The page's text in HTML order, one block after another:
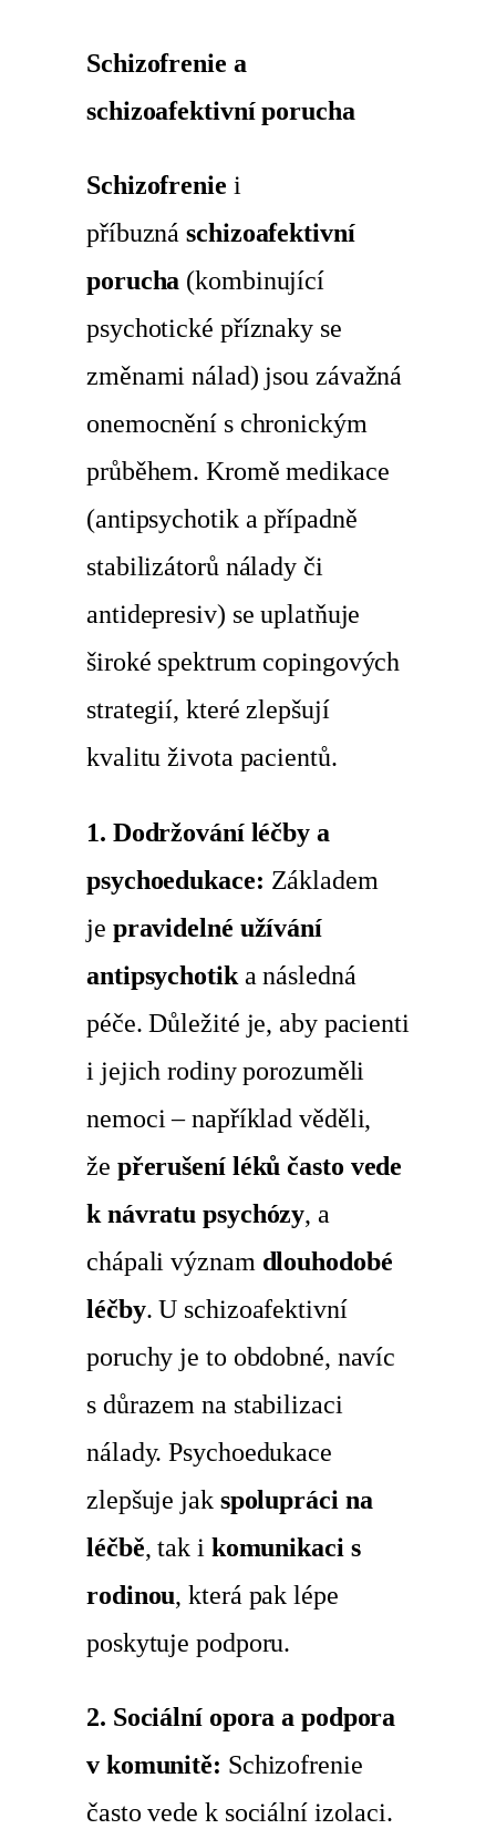
Schizofrenie a
schizoafektivní porucha
Schizofrenie i
příbuznáschizoafektivní
porucha (kombinující
psychotické příznaky se
změnami nálad) jsou závažná
onemocnění s chronickým
průběhem. Kromě medikace
(antipsychotik a případně
stabilizátorů nálady či
antidepresiv) se uplatňuje
široké spektrum copingových
strategií, které zlepšují
kvalitu života pacientů.
1. Dodržování léčby a
psychoedukace: Základem
je pravidelné užívání
antipsychotika následná
péče. Důležité je, aby pacienti
i jejich rodiny porozuměli
nemoci – například věděli,
že přerušení léků často vede
k návratu psychózy, a
chápali význam dlouhodobé
léčby. U schizoafektivní
poruchy je to obdobné, navíc
s důrazem na stabilizaci
nálady. Psychoedukace
zlepšuje jak spolupráci na
léčbě, tak i komunikaci s
rodinou, která pak lépe
poskytuje podporu.
2. Sociální opora a podpora
v komunitě: Schizofrenie
často vede k sociální izolaci.